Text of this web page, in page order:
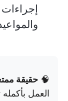
إجراءات
🧠 حقيقة
العمل